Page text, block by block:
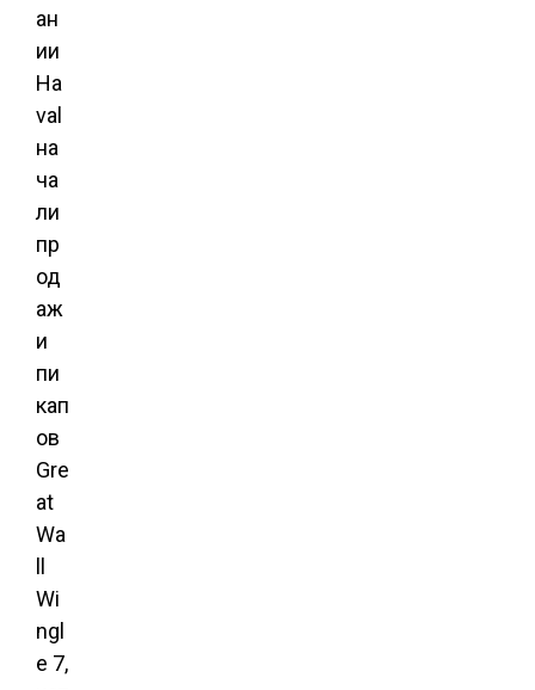
ан
ии
Ha
val
на
ча
ли
пр
од
аж
и
пи
кап
ов
Gre
at
Wa
ll
Wi
ngl
e 7,